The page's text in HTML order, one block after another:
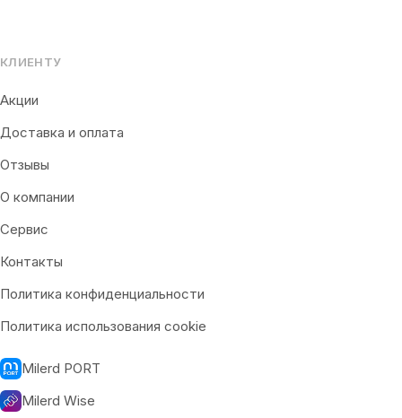
КЛИЕНТУ
Акции
Доставка и оплата
Отзывы
О компании
Сервис
Контакты
Политика конфиденциальности
Политика использования cookie
Milerd PORT
Milerd Wise